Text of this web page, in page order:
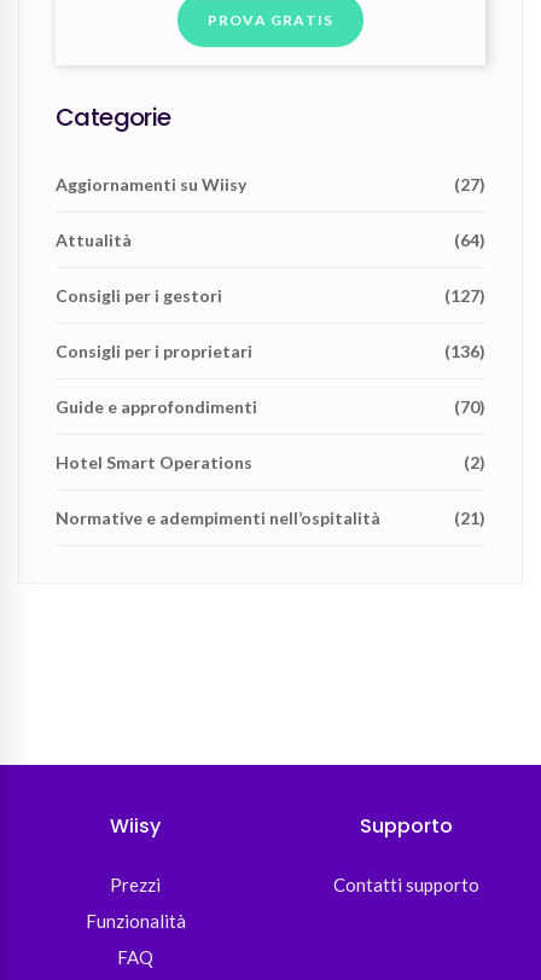
PROVA GRATIS
Categorie
Aggiornamenti su Wiisy (27)
Attualità (64)
Consigli per i gestori (127)
Consigli per i proprietari (136)
Guide e approfondimenti (70)
Hotel Smart Operations (2)
Normative e adempimenti nell’ospitalità (21)
Wiisy
Prezzi
Funzionalità
FAQ
Supporto
Contatti supporto